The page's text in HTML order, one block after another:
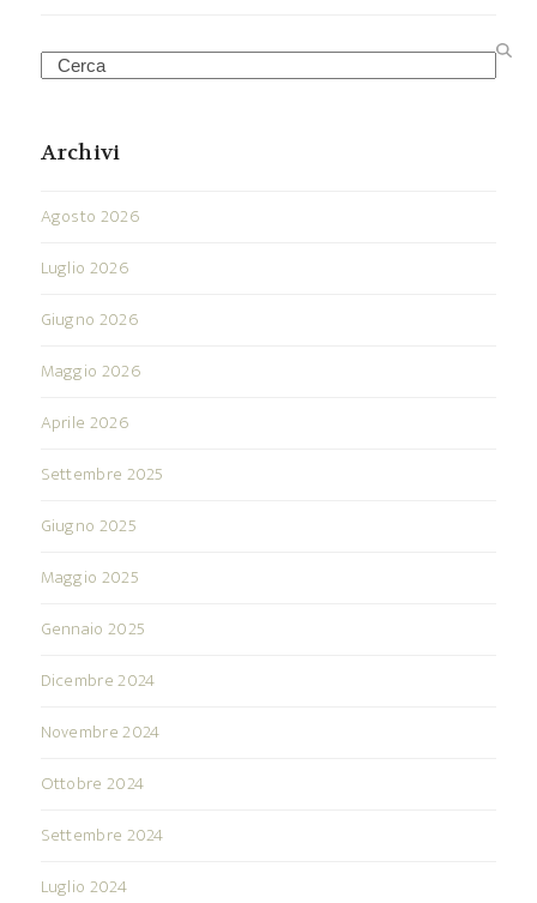
Search
Archivi
Agosto 2026
Luglio 2026
Giugno 2026
Maggio 2026
Aprile 2026
Settembre 2025
Giugno 2025
Maggio 2025
Gennaio 2025
Dicembre 2024
Novembre 2024
Ottobre 2024
Settembre 2024
Luglio 2024